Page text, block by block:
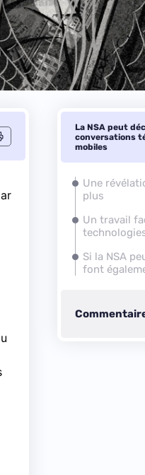
La NSA peut
conversations
mobiles
Une
plus
Un travail
Si la NSA
font